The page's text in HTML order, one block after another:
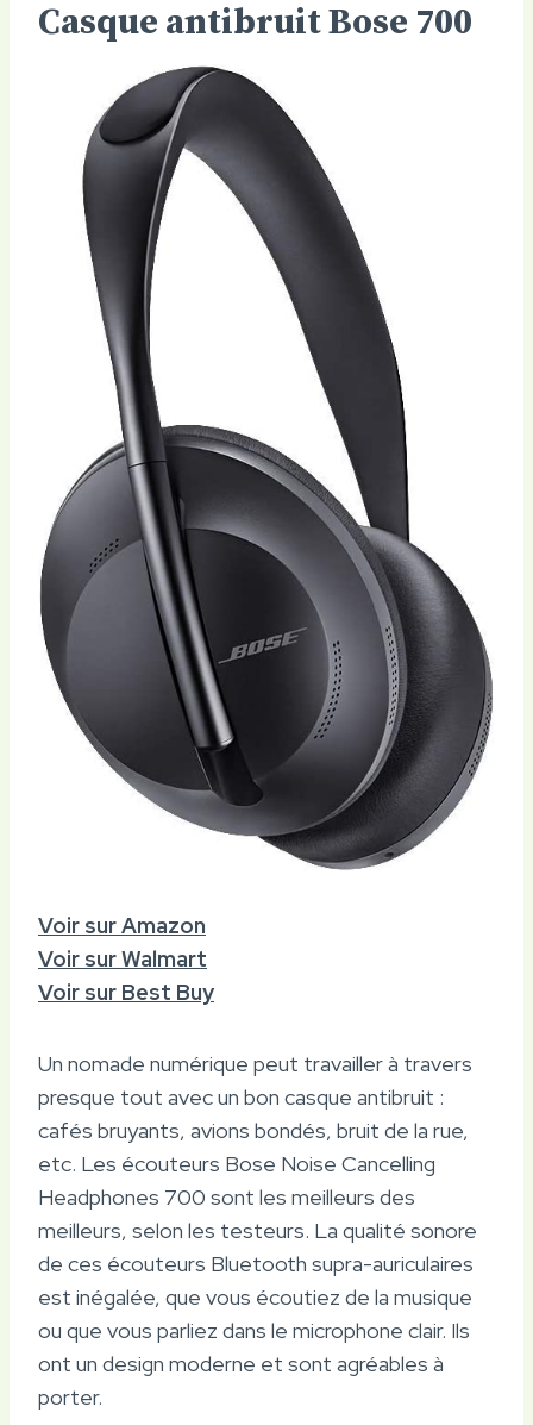
Casque antibruit Bose 700
Voir sur Amazon
Voir sur Walmart
Voir sur Best Buy
Un nomade numérique peut travailler à travers
presque tout avec un bon casque antibruit :
cafés bruyants, avions bondés, bruit de la rue,
etc. Les écouteurs Bose Noise Cancelling
Headphones 700 sont les meilleurs des
meilleurs, selon les testeurs. La qualité sonore
de ces écouteurs Bluetooth supra-auriculaires
est inégalée, que vous écoutiez de la musique
ou que vous parliez dans le microphone clair. Ils
ont un design moderne et sont agréables à
porter.